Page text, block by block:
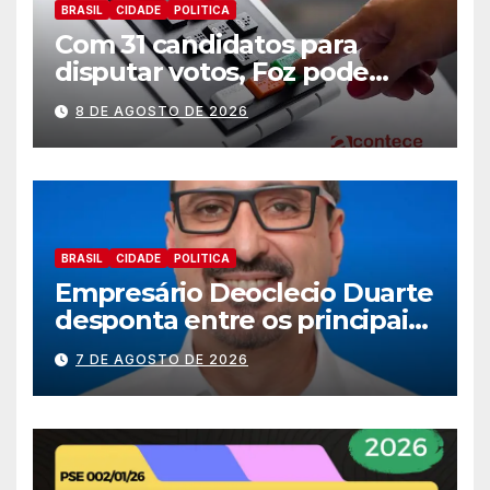
BRASIL CIDADE POLITICA
Com 31 candidatos para
disputar votos, Foz pode
perder representatividade
8 DE AGOSTO DE 2026
BRASIL CIDADE POLITICA
Empresário Deoclecio Duarte
desponta entre os principais
nomes do União Brasil para
deputado estadual
7 DE AGOSTO DE 2026